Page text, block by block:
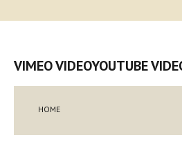
VIMEO VIDEOYOUTUBE
HOME